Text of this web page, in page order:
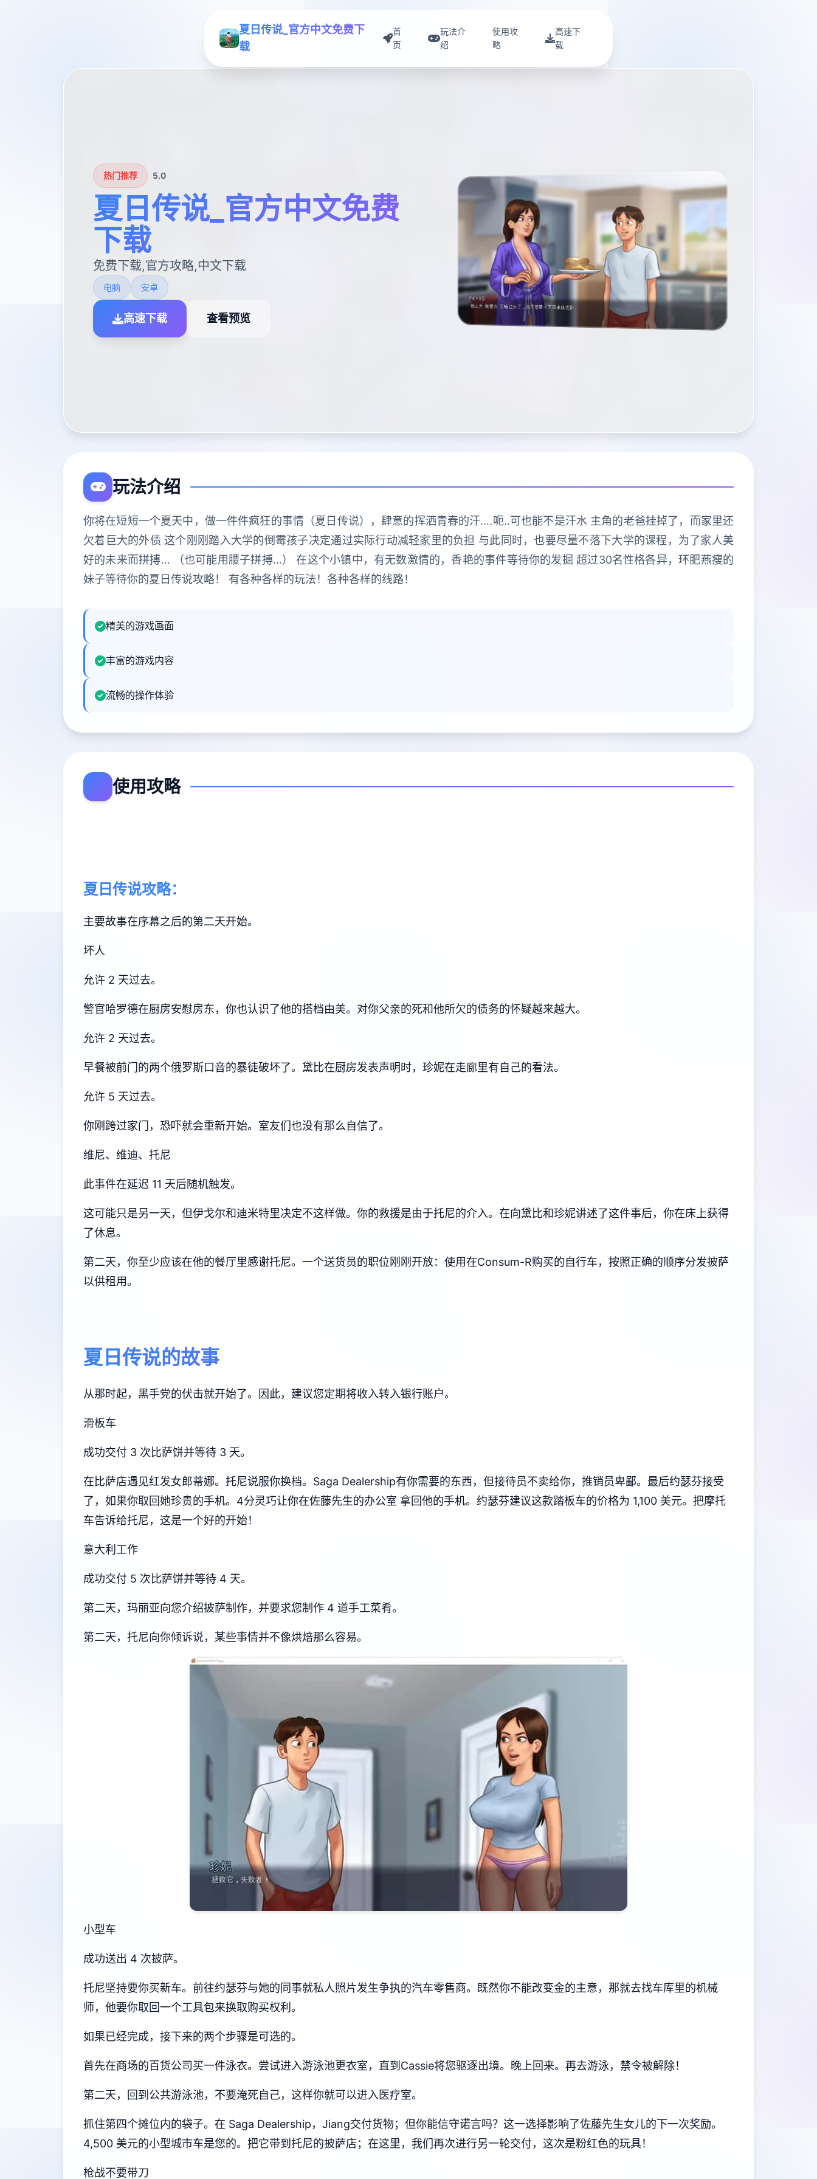
夏日传说_官方中文免费下
载
首
页
玩法介
绍
使用攻
略
高速下
载
热门推荐 5.0
夏日传说_官方中文免费
下载
免费下载,官方攻略,中文下载
电脑 安卓
高速下载 查看预览
玩法介绍
你将在短短一个夏天中，做一件件疯狂的事情（夏日传说），肆意的挥洒青春的汗….呃..可也能不是汗水 主角的老爸挂掉了，而家里还
欠着巨大的外债 这个刚刚踏入大学的倒霉孩子决定通过实际行动减轻家里的负担 与此同时，也要尽量不落下大学的课程，为了家人美
好的未来而拼搏… （也可能用腰子拼搏…） 在这个小镇中，有无数激情的，香艳的事件等待你的发掘 超过30名性格各异，环肥燕瘦的
妹子等待你的夏日传说攻略！ 有各种各样的玩法！各种各样的线路！
精美的游戏画面
丰富的游戏内容
流畅的操作体验
使用攻略
夏日传说攻略：
主要故事在序幕之后的第二天开始。
坏人
允许 2 天过去。
警官哈罗德在厨房安慰房东，你也认识了他的搭档由美。对你父亲的死和他所欠的债务的怀疑越来越大。
允许 2 天过去。
早餐被前门的两个俄罗斯口音的暴徒破坏了。黛比在厨房发表声明时，珍妮在走廊里有自己的看法。
允许 5 天过去。
你刚跨过家门，恐吓就会重新开始。室友们也没有那么自信了。
维尼、维迪、托尼
此事件在延迟 11 天后随机触发。
这可能只是另一天，但伊戈尔和迪米特里决定不这样做。你的救援是由于托尼的介入。在向黛比和珍妮讲述了这件事后，你在床上获得
了休息。
第二天，你至少应该在他的餐厅里感谢托尼。一个送货员的职位刚刚开放：使用在Consum-R购买的自行车，按照正确的顺序分发披萨
以供租用。
夏日传说的故事
从那时起，黑手党的伏击就开始了。因此，建议您定期将收入转入银行账户。
滑板车
成功交付 3 次比萨饼并等待 3 天。
在比萨店遇见红发女郎蒂娜。托尼说服你换档。Saga Dealership有你需要的东西，但接待员不卖给你，推销员卑鄙。最后约瑟芬接受
了，如果你取回她珍贵的手机。4分灵巧让你在佐藤先生的办公室 拿回他的手机。约瑟芬建议这款踏板车的价格为 1,100 美元。把摩托
车告诉给托尼，这是一个好的开始！
意大利工作
成功交付 5 次比萨饼并等待 4 天。
第二天，玛丽亚向您介绍披萨制作，并要求您制作 4 道手工菜肴。
第二天，托尼向你倾诉说，某些事情并不像烘焙那么容易。
小型车
成功送出 4 次披萨。
托尼坚持要你买新车。前往约瑟芬与她的同事就私人照片发生争执的汽车零售商。既然你不能改变金的主意，那就去找车库里的机械
师，他要你取回一个工具包来换取购买权利。
如果已经完成，接下来的两个步骤是可选的。
首先在商场的百货公司买一件泳衣。尝试进入游泳池更衣室，直到Cassie将您驱逐出境。晚上回来。再去游泳，禁令被解除！
第二天，回到公共游泳池，不要淹死自己，这样你就可以进入医疗室。
抓住第四个摊位内的袋子。在 Saga Dealership，Jiang交付货物；但你能信守诺言吗？这一选择影响了佐藤先生女儿的下一次奖励。
4,500 美元的小型城市车是您的。把它带到托尼的披萨店；在这里，我们再次进行另一轮交付，这次是粉红色的玩具！
枪战不要带刀